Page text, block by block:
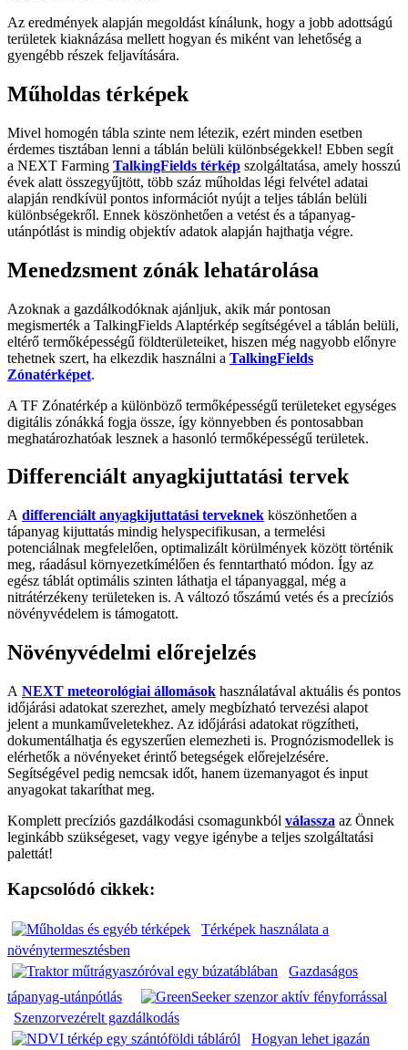
Az eredmények alapján megoldást kínálunk, hogy a jobb adottságú
területek kiaknázása mellett hogyan és miként van lehetőség a
gyengébb részek feljavítására.
Műholdas térképek
Mivel homogén tábla szinte nem létezik, ezért minden esetben
érdemes tisztában lenni a táblán belüli különbségekkel! Ebben segít
a NEXT Farming TalkingFields térkép szolgáltatása, amely hosszú
évek alatt összegyűjtött, több száz műholdas légi felvétel adatai
alapján rendkívül pontos információt nyújt a teljes táblán belüli
különbségekről. Ennek köszönhetően a vetést és a tápanyag-
utánpótlást is mindig objektív adatok alapján hajthatja végre.
Menedzsment zónák lehatárolása
Azoknak a gazdálkodóknak ajánljuk, akik már pontosan
megismerték a TalkingFields Alaptérkép segítségével a táblán belüli,
eltérő termőképességű földterületeiket, hiszen még nagyobb előnyre
tehetnek szert, ha elkezdik használni a TalkingFields
Zónatérképet.
A TF Zónatérkép a különböző termőképességű területeket egységes
digitális zónákká fogja össze, így könnyebben és pontosabban
meghatározhatóak lesznek a hasonló termőképességű területek.
Differenciált anyagkijuttatási tervek
A differenciált anyagkijuttatási terveknek köszönhetően a
tápanyag kijuttatás mindig helyspecifikusan, a termelési
potenciálnak megfelelően, optimalizált körülmények között történik
meg, ráadásul környezetkímélően és fenntartható módon. Így az
egész táblát optimális szinten láthatja el tápanyaggal, még a
nitrátérzékeny területeken is. A változó tőszámú vetés és a precíziós
növényvédelem is támogatott.
Növényvédelmi előrejelzés
A NEXT meteorológiai állomások használatával aktuális és pontos
időjárási adatokat szerezhet, amely megbízható tervezési alapot
jelent a munkaműveletekhez. Az időjárási adatokat rögzítheti,
dokumentálhatja és egyszerűen elemezheti is. Prognózismodellek is
elérhetők a növényeket érintő betegségek előrejelzésére.
Segítségével pedig nemcsak időt, hanem üzemanyagot és input
anyagokat takaríthat meg.
Komplett precíziós gazdálkodási csomagunkból válassza az Önnek
leginkább szükségeset, vagy vegye igénybe a teljes szolgáltatási
palettát!
Kapcsolódó cikkek:
Térképek használata a
növénytermesztésben
Gazdaságos
tápanyag-utánpótlás
Szenzorvezérelt gazdálkodás
Hogyan lehet igazán